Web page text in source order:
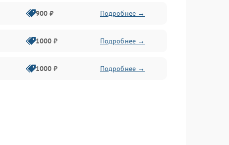
900 ₽ Подробнее →
1000 ₽ Подробнее →
1000 ₽ Подробнее →